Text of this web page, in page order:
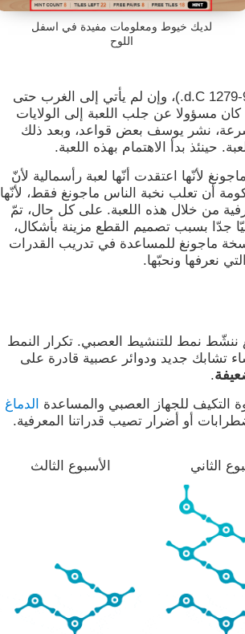
لديك خيوط ومعلومات مفيدة في اسفل
اللوح
يعود تاريخ ماجونغ إلى سلالة سونغ (960-1279 d.C.)، وإن لم يأتي إلى الغرب حتى
مسؤولا عن جلب اللعبة إلى الولايات
شعبيتها بسرعة، نشر يوسف بعض قواعد، وبعد ذلك
حينئذ بدأ الاهتمام بهذه اللعبة.
لأنّها اعتقدت أنّها لعبة رأسمالية لأنّ
أن تعلب نخبة الناس ماجونغ فقط، لأنّها
من خلال هذه اللعبة. على كل حال، تمّ
ماجونغ شعبيّا جدّا بسبب تصميم القطع مزينة بأشكال،
ماجونغ للمساعدة في تدريب القدرات
نعرفها ونحبّها.
ننشّط نمط للتنشيط العصبي. تكرار النمط
تشابك جديد ودوائر عصبية قادرة على
.
التكيف للجهاز العصبي والمساعدة
الدماغ
أو أضرار تصيب قدراتنا المعرفية.
الثاني الأسبوع الثالث